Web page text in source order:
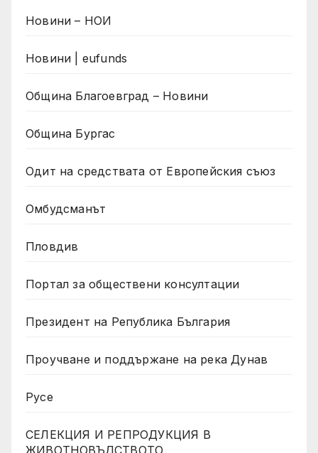
Новини – НОИ
Новини | eufunds
Община Благоевград – Новини
Община Бургас
Одит на средствата от Европейския съюз
Омбудсманът
Пловдив
Портал за обществени консултации
Президент на Република България
Проучване и поддържане на река Дунав
Русе
СЕЛЕКЦИЯ И РЕПРОДУКЦИЯ В
ЖИВОТНОВЪДСТВОТО